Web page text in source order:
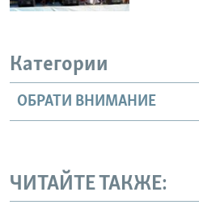
Категории
ОБРАТИ ВНИМАНИЕ
ЧИТАЙТЕ ТАКЖЕ: